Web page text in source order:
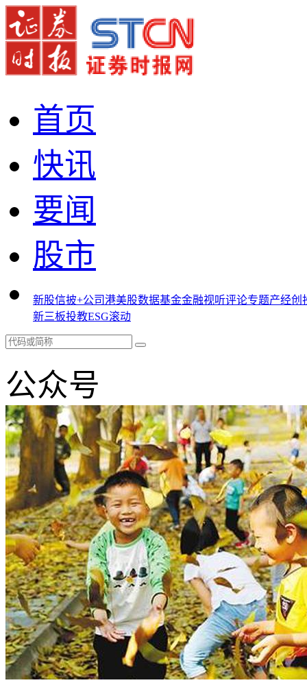
首页
快讯
要闻
股市
新股信披+公司港美股数据基金金融视听评论专题产经创
新三板投教ESG滚动
公众号